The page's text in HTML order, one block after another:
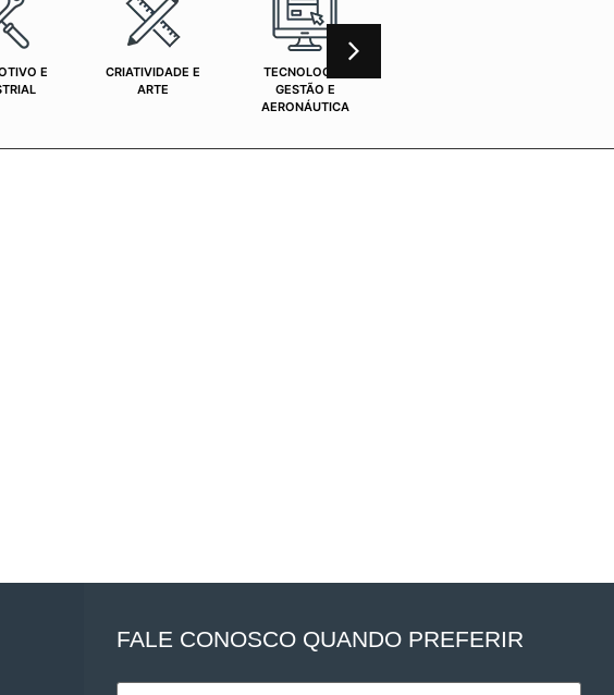
E
CRIATIVIDADE E
ARTE
TECNOLOGIA,
GESTÃO E
AERONÁUTICA
FALE CONOSCO QUANDO PREFERIR